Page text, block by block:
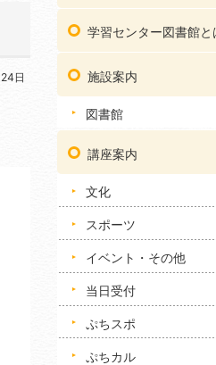
日
学習センター図書館と
施設案内
図書館
講座案内
文化
スポーツ
イベント・その他
当日受付
ぷちスポ
ぷちカル